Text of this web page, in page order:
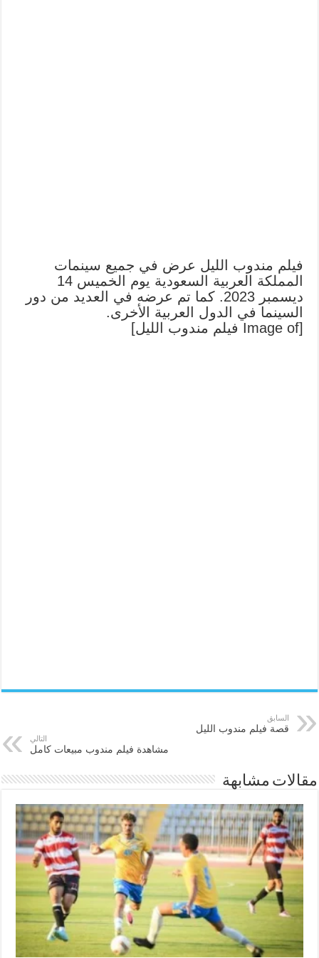
فيلم مندوب الليل عرض في جميع سينمات
المملكة العربية السعودية يوم الخميس 14
ديسمبر 2023. كما تم عرضه في العديد من دور
السينما في الدول العربية الأخرى.
[Image of فيلم مندوب الليل]
السابق
قصة فيلم مندوب الليل
التالي
مشاهدة فيلم مندوب مبيعات كامل
مقالات مشابهة